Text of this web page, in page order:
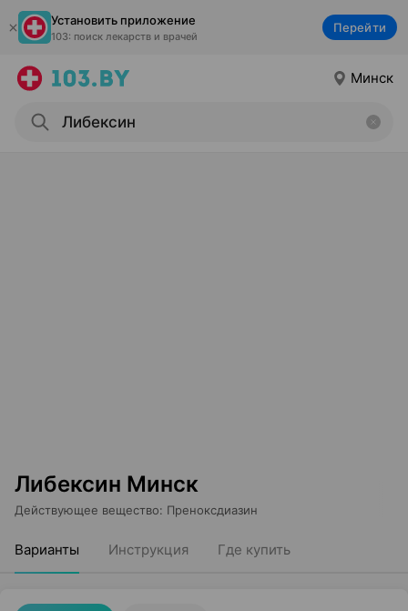
Установить приложение
103: поиск лекарств и врачей
Перейти
Минск
Либексин Минск
Действующее вещество: Преноксдиазин
Варианты Инструкция Где купить